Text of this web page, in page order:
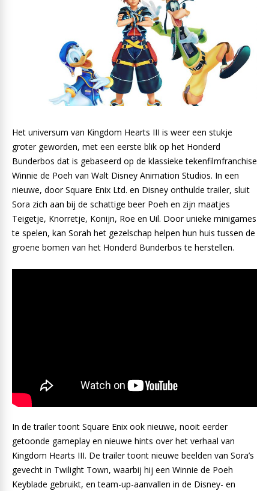
Het universum van Kingdom Hearts III is weer een stukje
groter geworden, met een eerste blik op het Honderd
Bunderbos dat is gebaseerd op de klassieke tekenfilmfranchise
Winnie de Poeh van Walt Disney Animation Studios. In een
nieuwe, door Square Enix Ltd. en Disney onthulde trailer, sluit
Sora zich aan bij de schattige beer Poeh en zijn maatjes
Teigetje, Knorretje, Konijn, Roe en Uil. Door unieke minigames
te spelen, kan Sorah het gezelschap helpen hun huis tussen de
groene bomen van het Honderd Bunderbos te herstellen.
In de trailer toont Square Enix ook nieuwe, nooit eerder
getoonde gameplay en nieuwe hints over het verhaal van
Kingdom Hearts III. De trailer toont nieuwe beelden van Sora’s
gevecht in Twilight Town, waarbij hij een Winnie de Poeh
Keyblade gebruikt, en team-up-aanvallen in de Disney- en